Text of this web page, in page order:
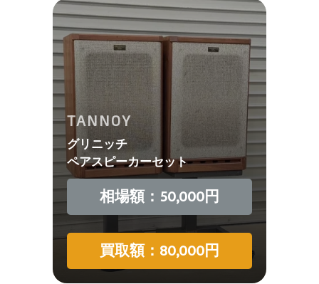
TANNOY
グリニッチ
ペアスピーカーセット
相場額：50,000円
買取額：80,000円